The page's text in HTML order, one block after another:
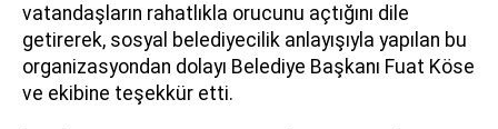
vatandaşların rahatlıkla orucunu açtığını dile
getirerek, sosyal belediyecilik anlayışıyla yapılan bu
organizasyondan dolayı Belediye Başkanı Fuat Köse
ve ekibine teşekkür etti.